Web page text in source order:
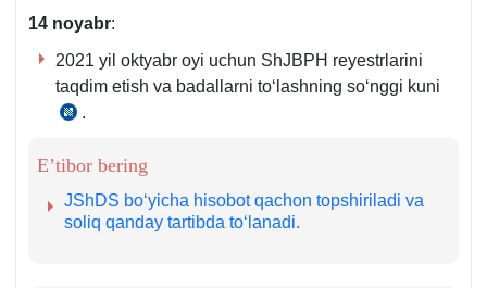
1-
14 noyabr:
2021 yil oktyabr oyi uchun ShJBPH reyestrlarini
taqdim etish va badallarni toʻlashning soʻnggi kuni
VMning
yildagi
595-
son
.
E’tibor bering
JShDS boʻyicha hisobot qachon topshiriladi va
soliq qanday tartibda toʻlanadi.